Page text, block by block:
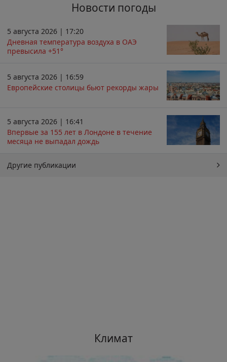
Новости погоды
5 августа 2026 | 17:20
Дневная температура воздуха в ОАЭ
превысила +51°
5 августа 2026 | 16:59
Европейские столицы бьют рекорды жары
5 августа 2026 | 16:41
Впервые за 155 лет в Лондоне в течение
месяца не выпадал дождь
Другие публикации
Климат